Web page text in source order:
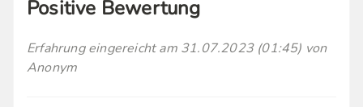
Positive Bewertung
Erfahrung eingereicht am 31.07.2023 (01:45) von
Anonym